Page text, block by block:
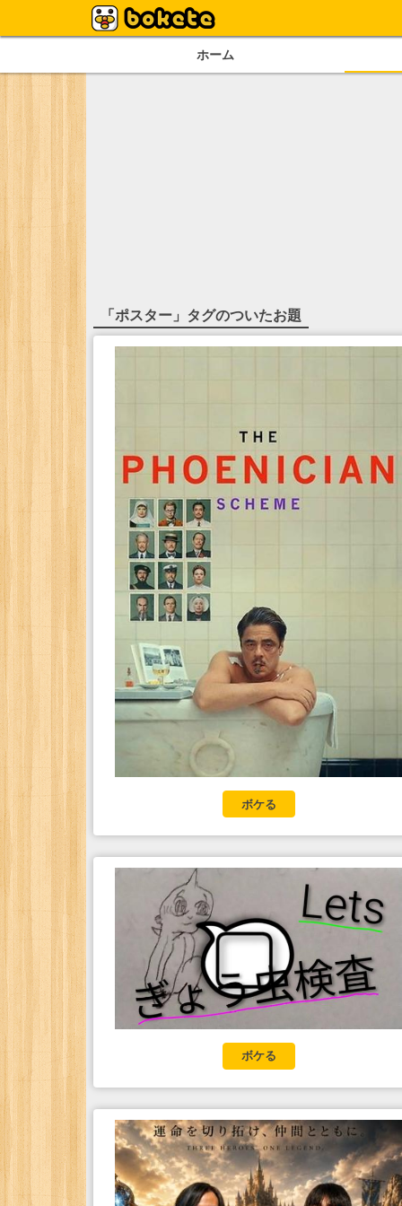
ホーム
「ポスター 」タグのついたお題
ボケる
ボケる